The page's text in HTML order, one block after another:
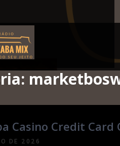
Mix
seu Jeito!
Casino Credit Card
DE 2026